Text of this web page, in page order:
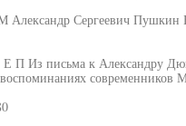
Сергеевич Пушкин
Е П Из письма к Александру
современников